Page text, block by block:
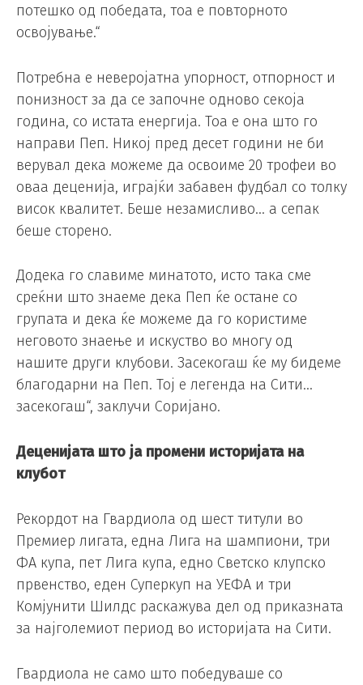
потешко од победата, тоа е повторното
освојување.“
Потребна е неверојатна упорност, отпорност и
понизност за да се започне одново секоја
година, со истата енергија. Тоа е она што го
направи Пеп. Никој пред десет години не би
верувал дека можеме да освоиме 20 трофеи во
оваа деценија, играјќи забавен фудбал со толку
висок квалитет. Беше незамисливо… а сепак
беше сторено.
Додека го славиме минатото, исто така сме
среќни што знаеме дека Пеп ќе остане со
групата и дека ќе можеме да го користиме
неговото знаење и искуство во многу од
нашите други клубови. Засекогаш ќе му бидеме
благодарни на Пеп. Тој е легенда на Сити…
засекогаш“, заклучи Соријано.
Деценијата што ја промени историјата на
клубот
Рекордот на Гвардиола од шест титули во
Премиер лигата, една Лига на шампиони, три
ФА купа, пет Лига купа, едно Светско клупско
првенство, еден Суперкуп на УЕФА и три
Комјунити Шилдс раскажува дел од приказната
за најголемиот период во историјата на Сити.
Гвардиола не само што победуваше со